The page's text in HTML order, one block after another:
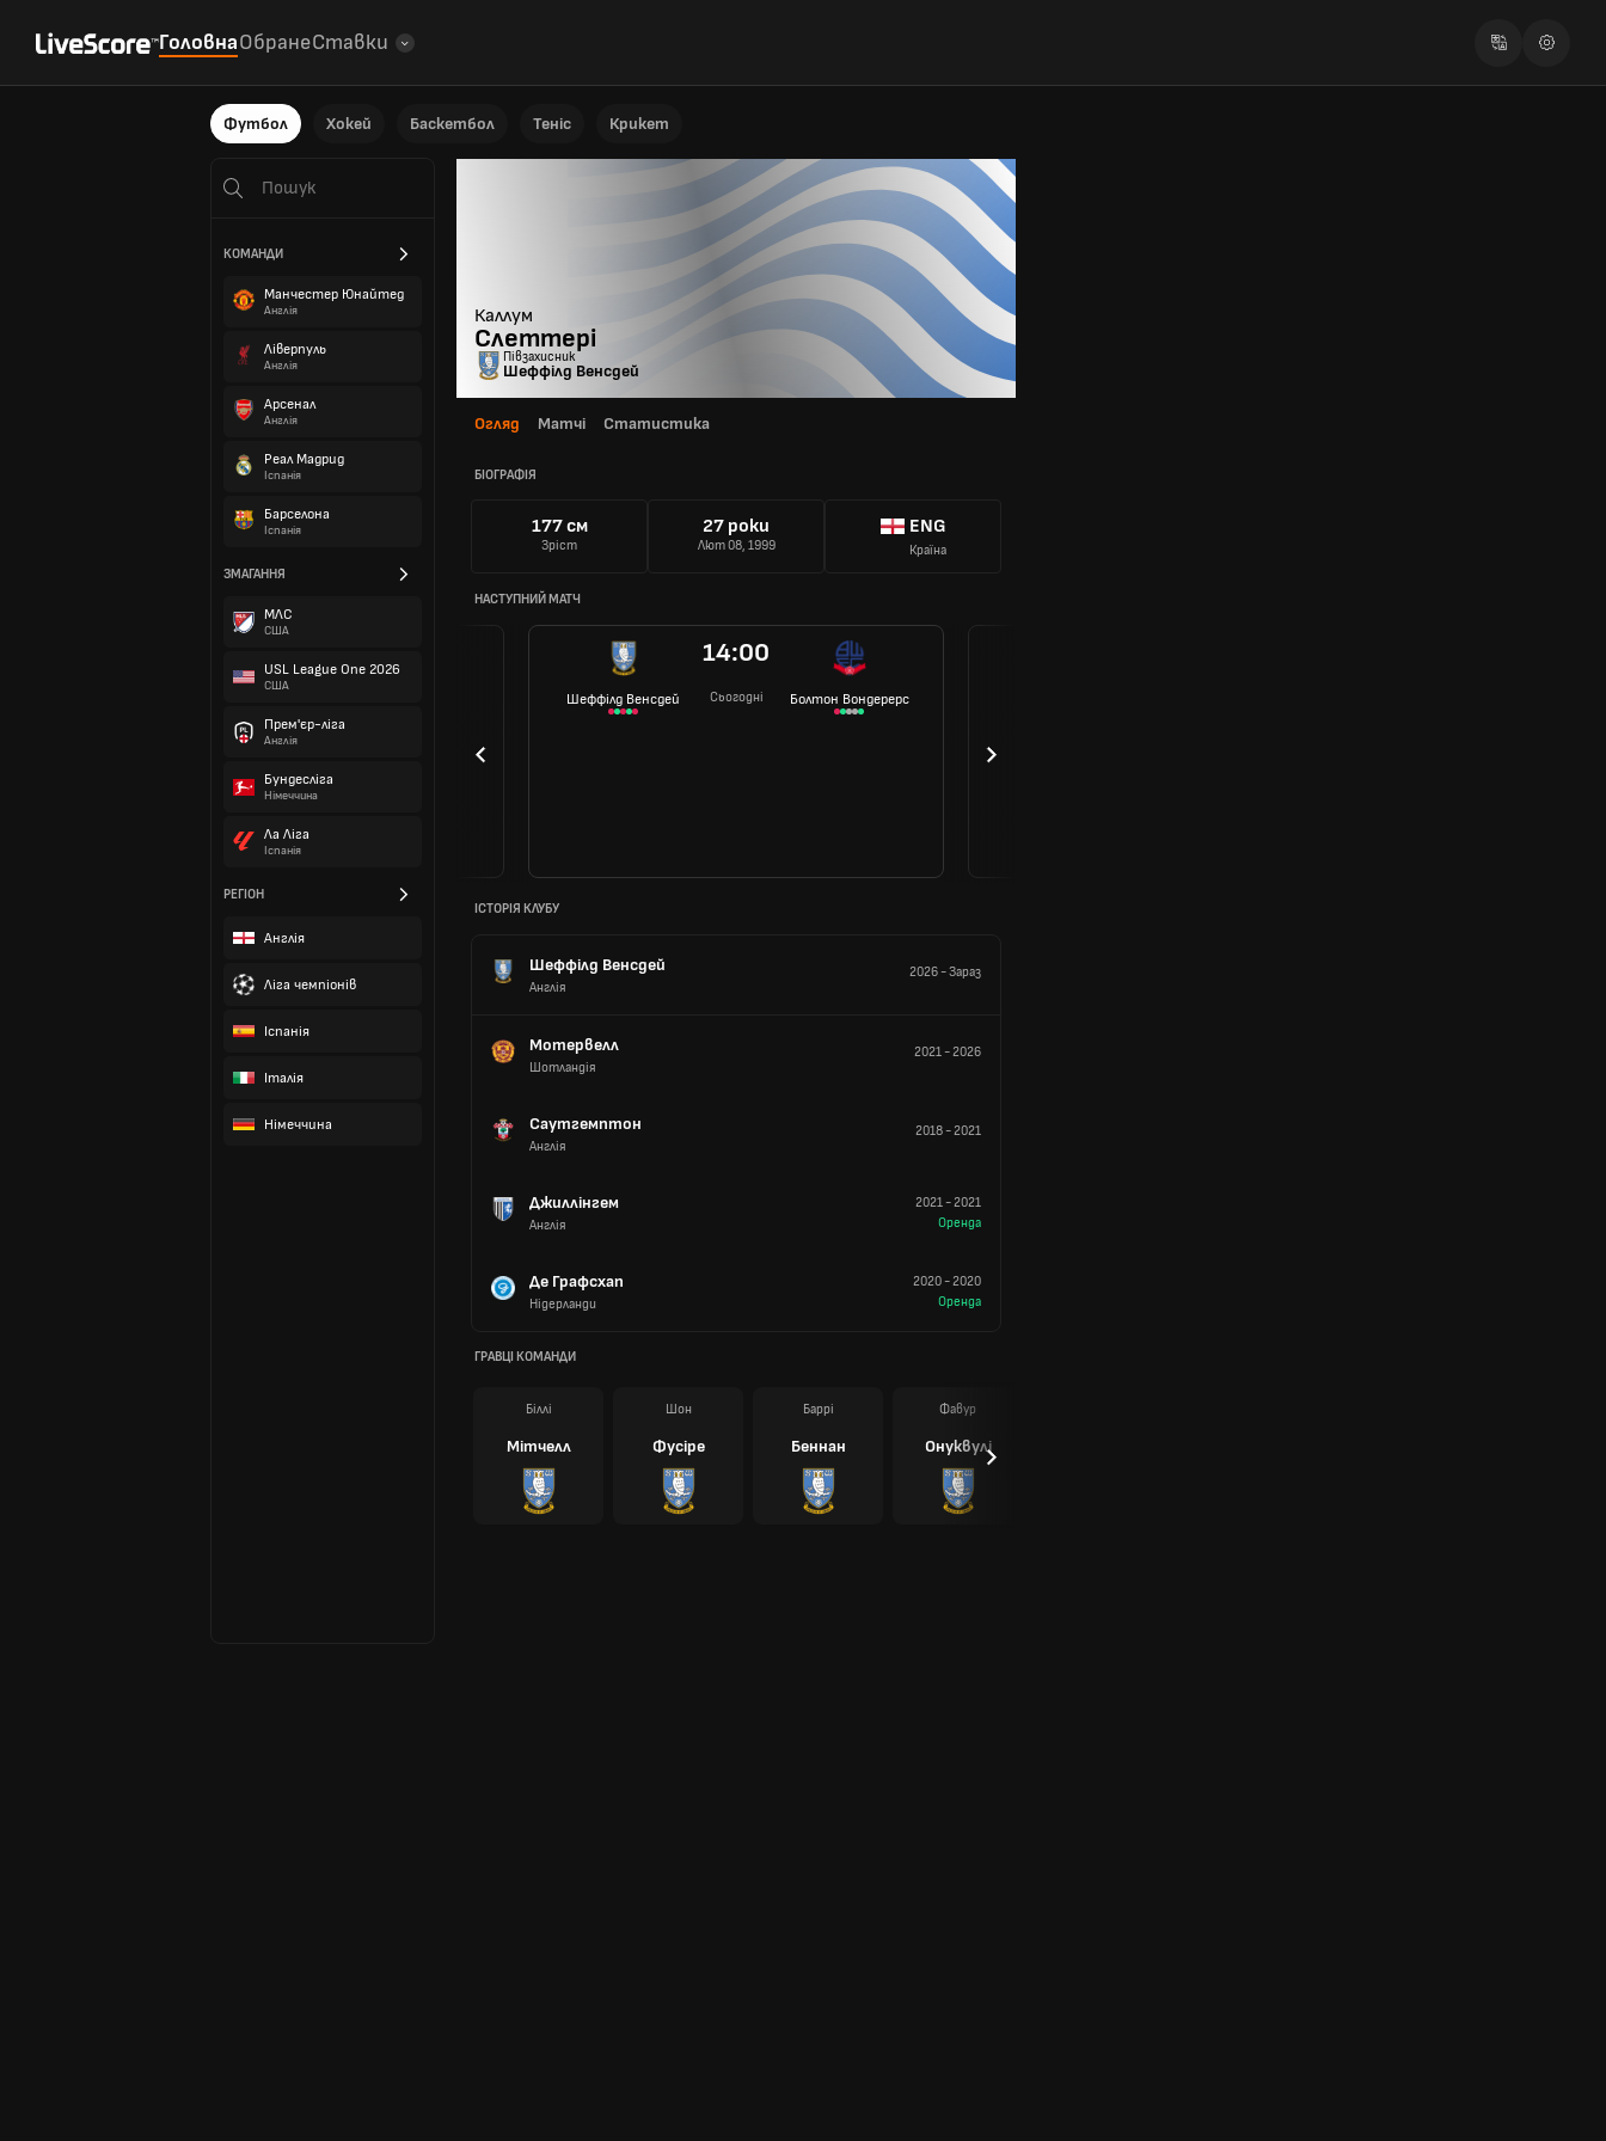
ГоловнаОбранеСтавки
Футбол Хокей Баскетбол Теніс Крикет
КОМАНДИ
Манчестер Юнайтед
Англія
Ліверпуль
Англія
Арсенал
Англія
Реал Мадрид
Іспанія
Барселона
Іспанія
ЗМАГАННЯ
МЛС
США
USL League One 2026
США
Прем'єр-ліга
Англія
Бундесліга
Німеччина
Ла Ліга
Іспанія
РЕГІОН
Англія
Ліга чемпіонів
Іспанія
Італія
Німеччина
Каллум
Слеттері
Півзахисник
Шеффілд Венсдей
Огляд Матчі Статистика
БІОГРАФІЯ
177 см
Зріст
27 роки
Лют 08, 1999
ENG
Країна
НАСТУПНИЙ МАТЧ
Шеффілд Венсдей
14:00
Сьогодні Болтон Вондерерс
ІСТОРІЯ КЛУБУ
Шеффілд Венсдей
Англія
2026-Зараз
Мотервелл
Шотландія
2021-2026
Саутгемптон
Англія
2018-2021
Джиллінгем
Англія
2021-2021
Оренда
Де Графсхап
Нідерланди
2020-2020
Оренда
ГРАВЦІ КОМАНДИ
Біллі
Мітчелл
Шон
Фусіре
Баррі
Беннан
Фавур
Онуквулі